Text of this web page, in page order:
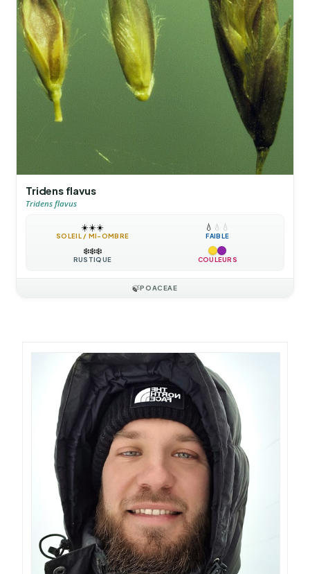
Tridens flavus
Tridens flavus
☀️☀️☀️
SOLEIL / MI-OMBRE
💧 💧 💧
FAIBLE
❄️❄️❄️
RUSTIQUE COULEURS
🍃POACEAE